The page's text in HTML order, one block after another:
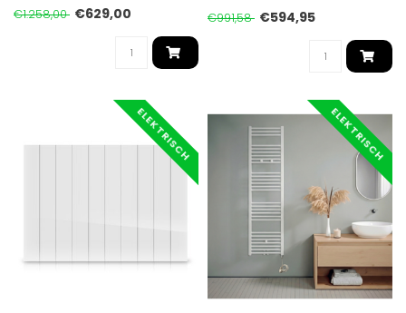
€1.258,00 €629,00
€991,58 €594,95
ELEKTRISCH ELEKTRISCH